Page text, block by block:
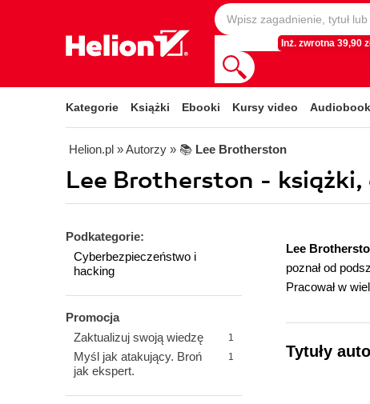
Inż. zwrotna 39,90
Kategorie Książki Ebooki Kursy video
Helion.pl » Autorzy » 📚 Lee Brotherston
Lee Brotherston - książki,
Podkategorie:
Cyberbezpieczeństwo i
hacking
Promocja
Zaktualizuj swoją wiedzę
1
Myśl jak atakujący. Broń
jak ekspert.
1
Lee
poznał od
Pracował w
Tytuły